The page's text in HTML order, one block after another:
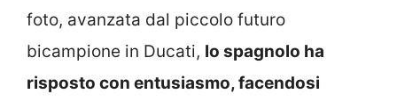
foto, avanzata dal piccolo futuro
bicampione in Ducati, lo spagnolo ha
risposto con entusiasmo, facendosi